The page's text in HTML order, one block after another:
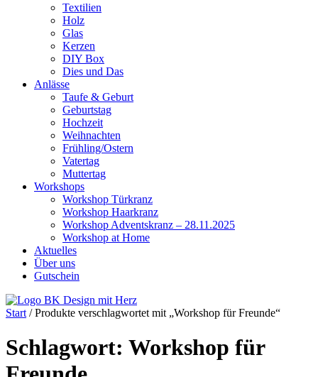
Textilien
Holz
Glas
Kerzen
DIY Box
Dies und Das
Anlässe
Taufe & Geburt
Geburtstag
Hochzeit
Weihnachten
Frühling/Ostern
Vatertag
Muttertag
Workshops
Workshop Türkranz
Workshop Haarkranz
Workshop Adventskranz – 28.11.2025
Workshop at Home
Aktuelles
Über uns
Gutschein
Start / Produkte verschlagwortet mit „Workshop für Freunde“
Schlagwort: Workshop für